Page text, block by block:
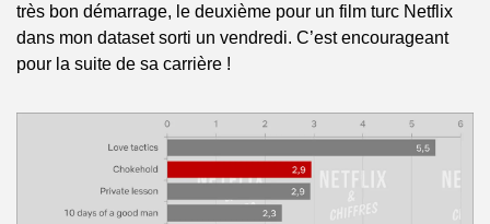
très bon démarrage, le deuxième pour un film turc Netflix
dans mon dataset sorti un vendredi. C’est encourageant
pour la suite de sa carrière !